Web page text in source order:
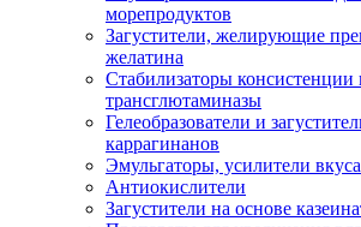
морепродуктов
Загустители, желирующие
желатина
Стабилизаторы консистенции
трансглютаминазы
Гелеобразователи и
каррагинанов
Эмульгаторы, усилители вкуса
Антиокислители
Загустители на основе